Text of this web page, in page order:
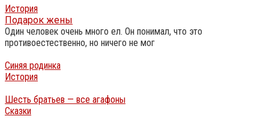
История
Подарок жены
Один человек очень много ел. Он понимал, что это
противоестественно, но ничего не мог
Синяя родинка
История
Шесть братьев — все агафоны
Сказки